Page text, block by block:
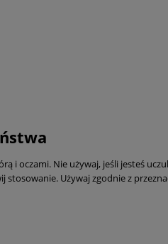
i oczami. Nie używaj, jeśli jesteś
Używaj zgodnie z